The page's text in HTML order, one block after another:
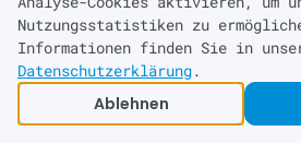
europäischen Netzwerk — in
Team
Nutzungsstatistiken zu
Informationen finden Sie in
Datenschutzerklärung.
Ablehnen